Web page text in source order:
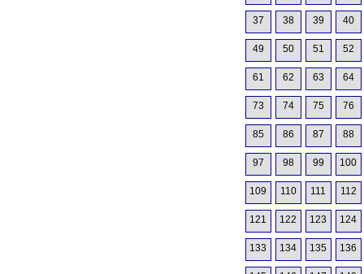
37 38 39 40
49 50 51 52
61 62 63 64
73 74 75 76
85 86 87 88
97 98 99 100
109 110 111 112
121 122 123 124
133 134 135 136